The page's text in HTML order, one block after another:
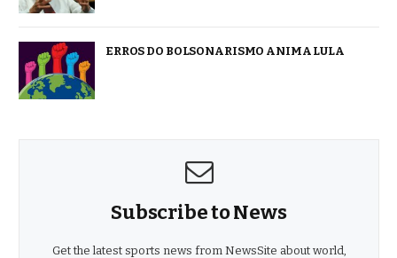
ERROS DO BOLSONARISMO ANIMA LULA
Subscribe to News
Get the latest sports news from NewsSite about world,